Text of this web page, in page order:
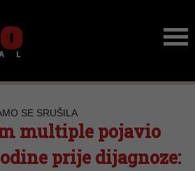
SE SRUŠILA
multiple pojavio
prije dijagnoze: